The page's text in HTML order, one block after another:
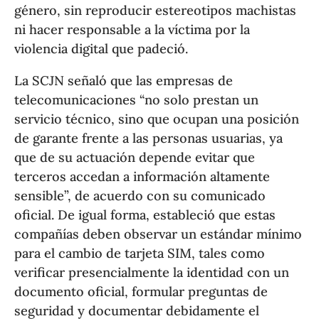
género, sin reproducir estereotipos machistas
ni hacer responsable a la víctima por la
violencia digital que padeció.
La SCJN señaló que las empresas de
telecomunicaciones “no solo prestan un
servicio técnico, sino que ocupan una posición
de garante frente a las personas usuarias, ya
que de su actuación depende evitar que
terceros accedan a información altamente
sensible”, de acuerdo con su comunicado
oficial. De igual forma, estableció que estas
compañías deben observar un estándar mínimo
para el cambio de tarjeta SIM, tales como
verificar presencialmente la identidad con un
documento oficial, formular preguntas de
seguridad y documentar debidamente el